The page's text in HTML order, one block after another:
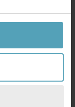
om du inte skulle
med ditt köp